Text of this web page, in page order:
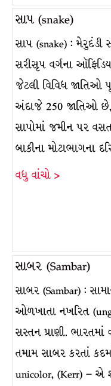
સાપ (snake)
સાપ (snake) :
સરીસૃપ વર્ગના
જેટલી વિવિધ જાતિઓ
અંદાજે 250 જાતિઓ
સાપોમાં જમીન પર
બાકીના મોટાભાગના
વધુ વાંચો >
સાબર (Sambar)
સાબર (Sambar) :
ઓળખાતા નખરિત
સસ્તન પ્રાણી.
તમામ સાબર કરતાં
unicolor, (Kerr) – એ